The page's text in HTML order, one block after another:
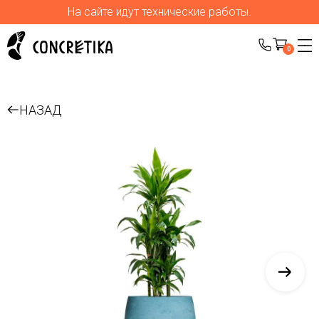
На сайте идут технические работы.
0
НАЗАД